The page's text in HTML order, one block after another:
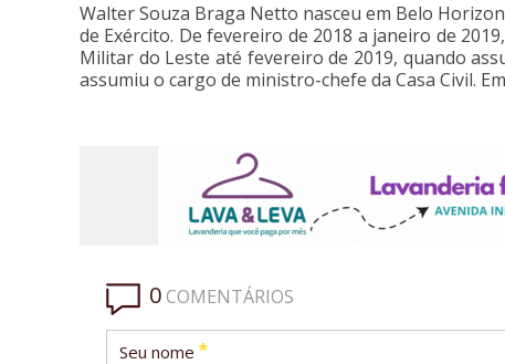
Walter Souza Braga Netto nasceu em Belo
de Exército. De fevereiro de 2018 a janeiro de
Militar do Leste até fevereiro de 2019, quando
assumiu o cargo de ministro-chefe da Casa Civil.
0COMENTÁRIOS
Seu nome *